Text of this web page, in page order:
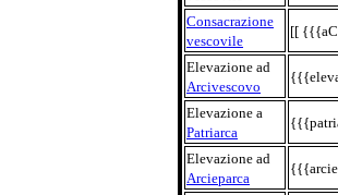
Consacrazione
vescovile
[[
Elevazione ad
Arcivescovo
Elevazione a
Patriarca
Elevazione ad
Arcieparca